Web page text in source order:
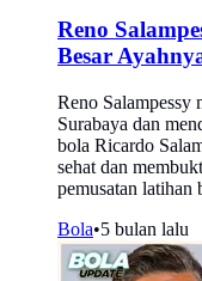
Reno
Besar
Reno
Surabaya dan
bola Ricardo
sehat dan
pemusatan latihan
Bola•5 bulan lalu